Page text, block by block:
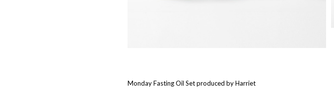
Monday Fasting Oil Set produced by Harriet